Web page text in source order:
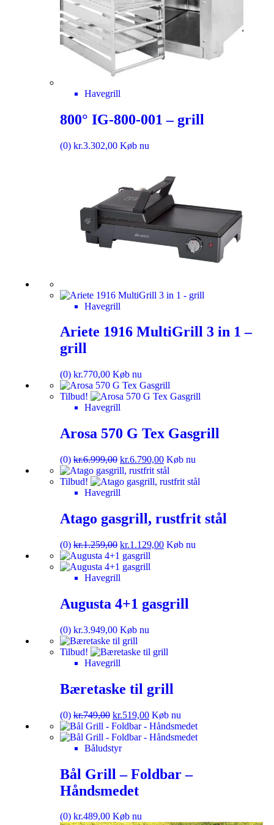
Havegrill
800° IG-800-001 – grill
(0) kr.3.302,00 Køb nu
Havegrill
Ariete 1916 MultiGrill 3 in 1 –
grill
(0) kr.770,00 Køb nu
Tilbud!
Havegrill
Arosa 570 G Tex Gasgrill
(0) kr.6.999,00 kr.6.790,00 Køb nu
Tilbud!
Havegrill
Atago gasgrill, rustfrit stål
(0) kr.1.259,00 kr.1.129,00 Køb nu
Havegrill
Augusta 4+1 gasgrill
(0) kr.3.949,00 Køb nu
Tilbud!
Havegrill
Bæretaske til grill
(0) kr.749,00 kr.519,00 Køb nu
Båludstyr
Bål Grill – Foldbar –
Håndsmedet
(0) kr.489,00 Køb nu